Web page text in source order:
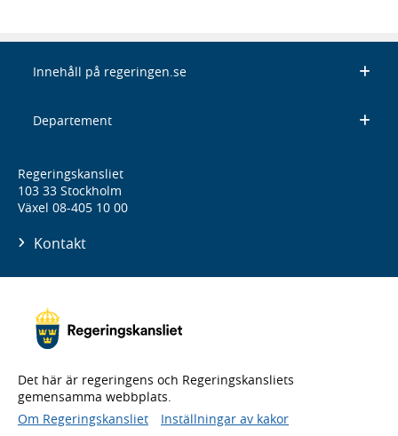
Innehåll på regeringen.se
Departement
Regeringskansliet
103 33 Stockholm
Växel 08-405 10 00
Kontakt
Det här är regeringens och Regeringskansliets
gemensamma webbplats.
Om Regeringskansliet
Inställningar av kakor